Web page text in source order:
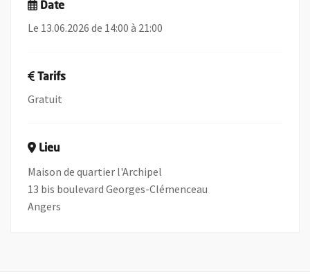
Date
Le 13.06.2026 de 14:00 à 21:00
Tarifs
Gratuit
Lieu
Maison de quartier l'Archipel
13 bis boulevard Georges-Clémenceau
Angers